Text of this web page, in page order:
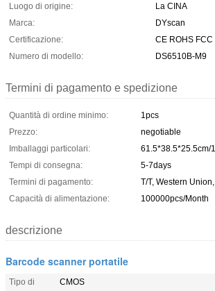
Luogo di origine:
La CINA
Marca:
DYscan
Certificazione:
CE ROHS FCC
Numero di modello:
DS6510B-M9
Termini di pagamento e spedizione
Quantità di ordine minimo:
1pcs
Prezzo:
negotiable
Imballaggi particolari:
61.5*38.5*25.5cm/
Tempi di consegna:
5-7days
Termini di pagamento:
T/T, Western
Capacità di alimentazione:
100000pcs/Month
descrizione
Barcode scanner portatile
Tipo di
CMOS